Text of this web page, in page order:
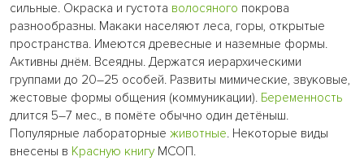
сильные. Окраска и густота волосяного покрова
разнообразны. Макаки населяют леса, горы, открытые
пространства. Имеются древесные и наземные формы.
Активны днём. Всеядны. Держатся иерархическими
группами до 20–25 особей. Развиты мимические, звуковые,
жестовые формы общения (коммуникации). Беременность
длится 5–7 мес., в помёте обычно один детёныш.
Популярные лабораторные животные. Некоторые виды
внесены в Красную книгуМСОП.